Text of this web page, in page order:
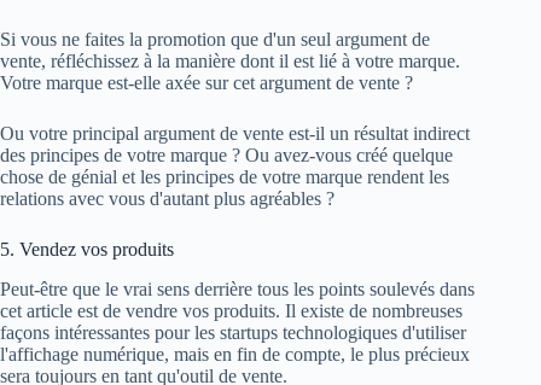
Si vous ne faites la promotion que d'un seul argument de
vente, réfléchissez à la manière dont il est lié à votre marque.
Votre marque est-elle axée sur cet argument de vente ?
Ou votre principal argument de vente est-il un résultat indirect
des principes de votre marque ? Ou avez-vous créé quelque
chose de génial et les principes de votre marque rendent les
relations avec vous d'autant plus agréables ?
5. Vendez vos produits
Peut-être que le vrai sens derrière tous les points soulevés dans
cet article est de vendre vos produits. Il existe de nombreuses
façons intéressantes pour les startups technologiques d'utiliser
l'affichage numérique, mais en fin de compte, le plus précieux
sera toujours en tant qu'outil de vente.